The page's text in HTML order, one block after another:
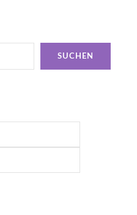
SUCHEN
Preis